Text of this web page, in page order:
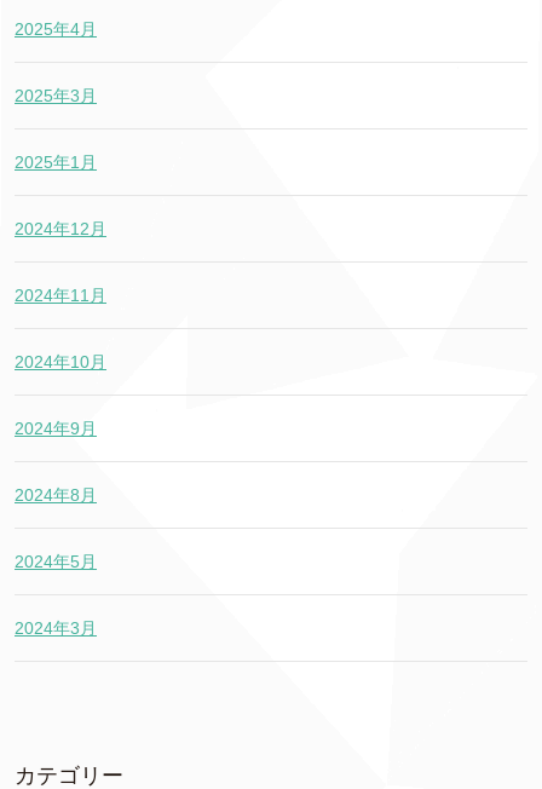
2025年4月
2025年3月
2025年1月
2024年12月
2024年11月
2024年10月
2024年9月
2024年8月
2024年5月
2024年3月
カテゴリー